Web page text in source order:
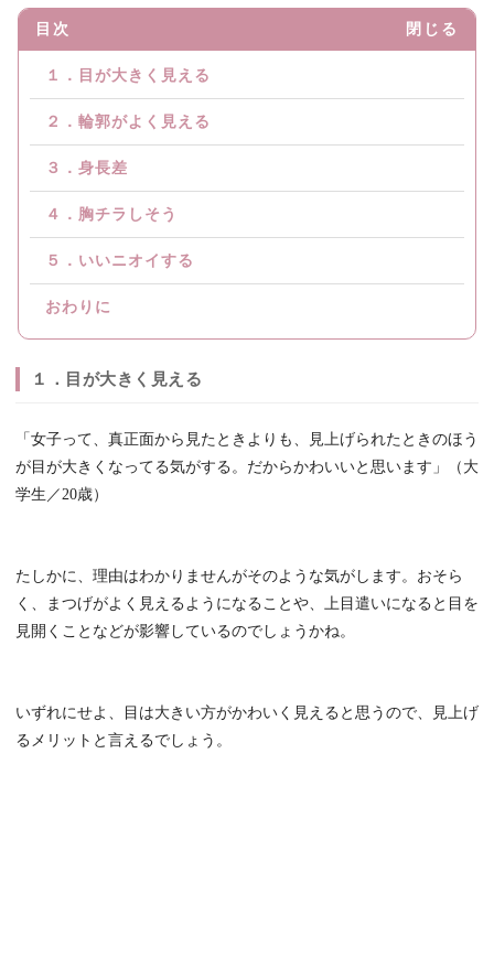
目次 閉じる
１．目が大きく見える
２．輪郭がよく見える
３．身長差
４．胸チラしそう
５．いいニオイする
おわりに
１．目が大きく見える
「女子って、真正面から見たときよりも、見上げられたときのほう
が目が大きくなってる気がする。だからかわいいと思います」（大
学生／20歳）
たしかに、理由はわかりませんがそのような気がします。おそら
く、まつげがよく見えるようになることや、上目遣いになると目を
見開くことなどが影響しているのでしょうかね。
いずれにせよ、目は大きい方がかわいく見えると思うので、見上げ
るメリットと言えるでしょう。